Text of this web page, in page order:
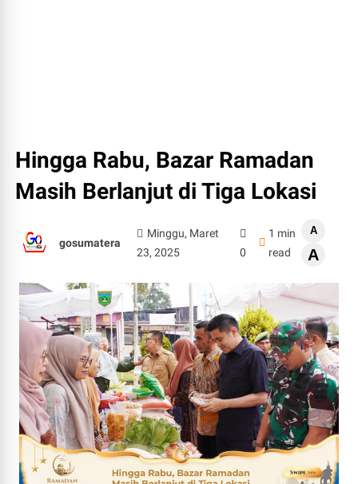
Hingga Rabu, Bazar Ramadan
Masih Berlanjut di Tiga Lokasi
gosumatera
Minggu, Maret
23, 2025
0
1 min
read
A
A